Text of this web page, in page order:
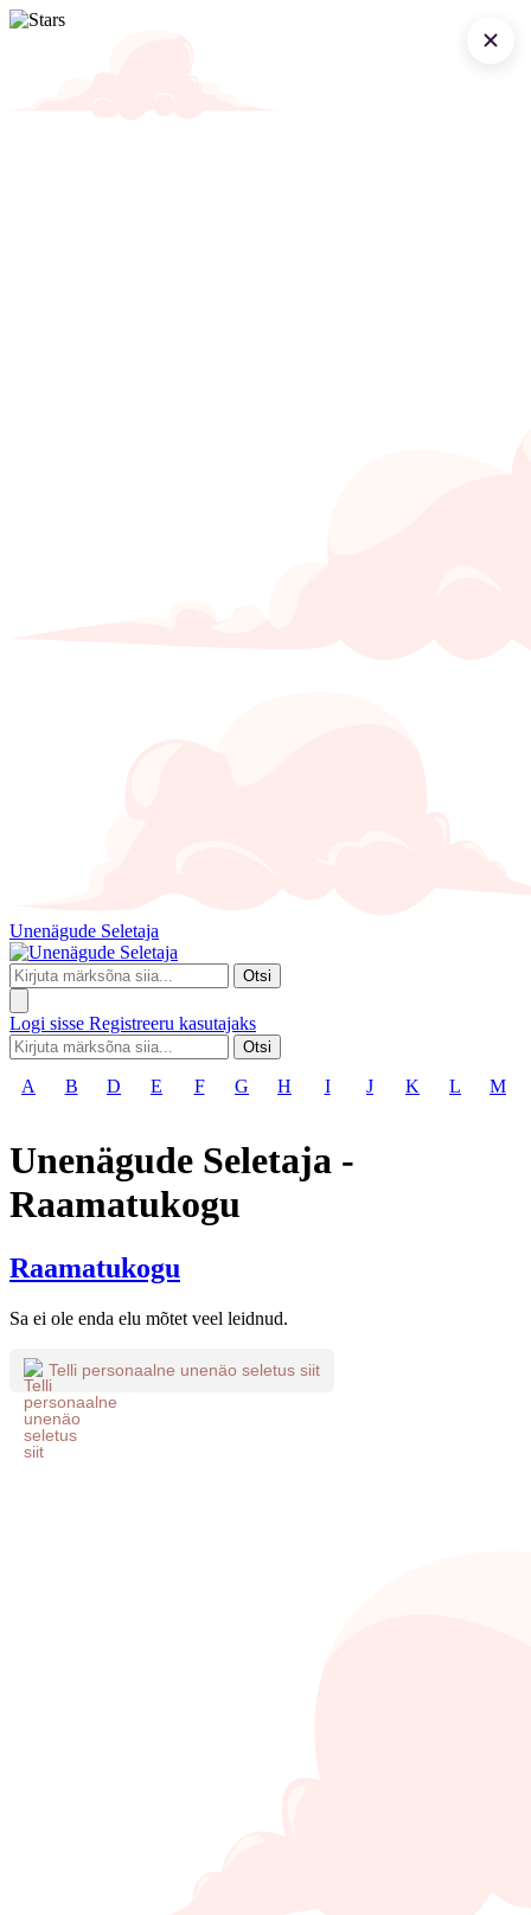
Unenägude Seletaja
Otsi
Logi sisse Registreeru kasutajaks
Otsi
A B D E F G H I J K L M
Unenägude Seletaja -
Raamatukogu
Raamatukogu
Sa ei ole enda elu mõtet veel leidnud.
Telli personaalne unenäo seletus siit